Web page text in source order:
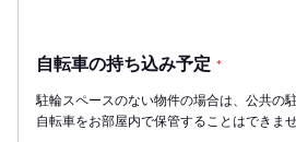
自転車の持ち込み予定 *
駐輪スペースのない物件の場合は、公共の
自転車をお部屋内で保管することはできませ